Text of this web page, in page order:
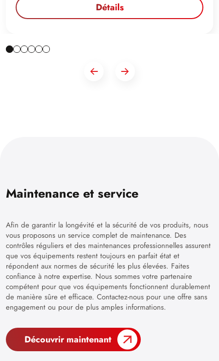
Détails
Maintenance et service
Afin de garantir la longévité et la sécurité de vos produits, nous
vous proposons un service complet de maintenance. Des
contrôles réguliers et des maintenances professionnelles assurent
que vos équipements restent toujours en parfait état et
répondent aux normes de sécurité les plus élevées. Faites
confiance à notre expertise. Nous sommes votre partenaire
compétent pour que vos équipements fonctionnent durablement
de manière sûre et efficace. Contactez-nous pour une offre sans
engagement ou pour de plus amples informations.
Découvrir maintenant